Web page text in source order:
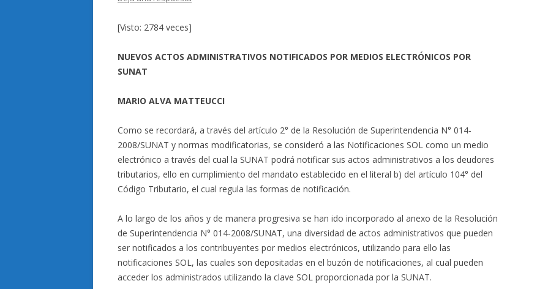
[Visto: 2784 veces]
NUEVOS ACTOS ADMINISTRATIVOS NOTIFICADOS POR MEDIOS ELECTRÓNICOS POR
SUNAT
MARIO ALVA MATTEUCCI
Como se recordará, a través del artículo 2° de la Resolución de Superintendencia N° 014-
2008/SUNAT y normas modificatorias, se consideró a las Notificaciones SOL como un medio
electrónico a través del cual la SUNAT podrá notificar sus actos administrativos a los deudores
tributarios, ello en cumplimiento del mandato establecido en el literal b) del artículo 104° del
Código Tributario, el cual regula las formas de notificación.
A lo largo de los años y de manera progresiva se han ido incorporado al anexo de la Resolución
de Superintendencia N° 014-2008/SUNAT, una diversidad de actos administrativos que pueden
ser notificados a los contribuyentes por medios electrónicos, utilizando para ello las
notificaciones SOL, las cuales son depositadas en el buzón de notificaciones, al cual pueden
acceder los administrados utilizando la clave SOL proporcionada por la SUNAT.